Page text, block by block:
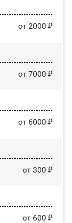
от 2000 ₽
от 7000 ₽
от 6000 ₽
от 300 ₽
от 600 ₽